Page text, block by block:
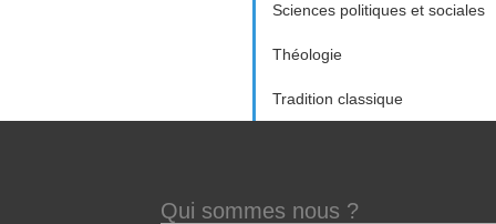
Sciences politiques et sociales
Théologie
Tradition classique
Qui sommes nous ?